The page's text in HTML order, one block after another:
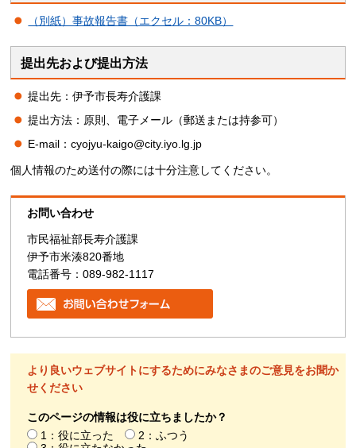
（別紙）事故報告書（エクセル：80KB）
提出先および提出方法
提出先：伊予市長寿介護課
提出方法：原則、電子メール（郵送または持参可）
E-mail：cyojyu-kaigo@city.iyo.lg.jp
個人情報のため送付の際には十分注意してください。
お問い合わせ
市民福祉部長寿介護課
伊予市米湊820番地
電話番号：089-982-1117
より良いウェブサイトにするためにみなさまのご意見をお聞か
せください
このページの情報は役に立ちましたか？
1：役に立った
2：ふつう